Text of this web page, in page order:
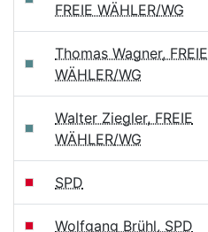
FREIE WÄHLER/WG
Thomas Wagner, FREIE
WÄHLER/WG
Walter Ziegler, FREIE
WÄHLER/WG
SPD
Wolfgang Brühl, SPD